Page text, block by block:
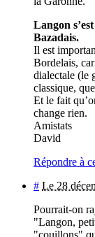
Langon
Bazadais.
Il est
Bordelais,
dialectale (le
classique,
Et le fait
change rien.
Amistats
David
Répondre à
# Le 28
Pourrait-on
"Langon,